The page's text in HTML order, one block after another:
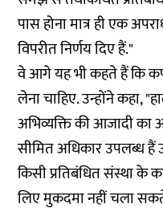
पास होना मात्र ही एक
विपरीत निर्णय दिए हैं."
वे आगे यह भी कहते हैं कि
लेना चाहिए. उन्होंने कहा,
अभिव्यक्ति की आजादी
सीमित अधिकार उपलब्ध हैं
किसी प्रतिबंधित संस्था के
लिए मुकदमा नहीं चला